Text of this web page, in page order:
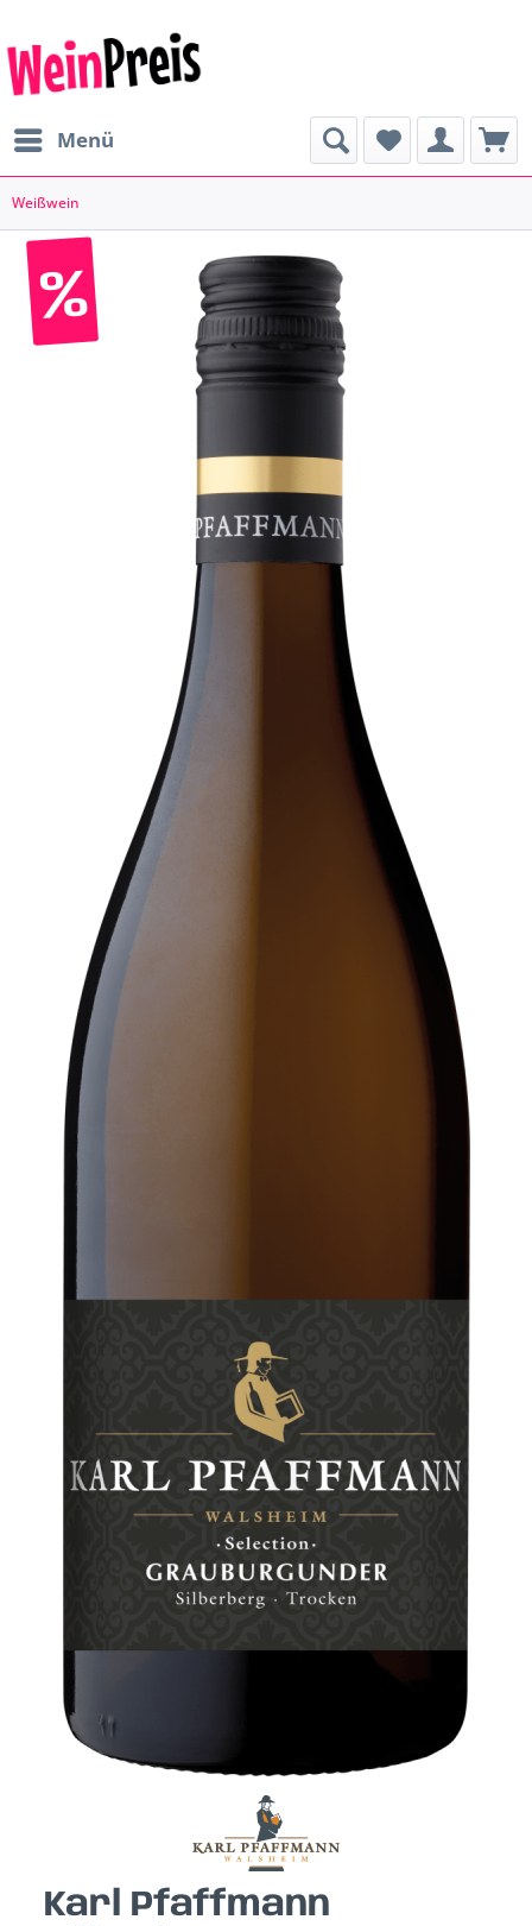
Menü
Weißwein
Karl Pfaffmann